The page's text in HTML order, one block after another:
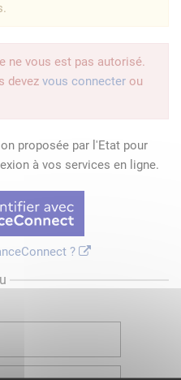
ne vous est pas autorisé.
devez vous connecter ou
proposée par l'Etat pour
à vos services en ligne.
?